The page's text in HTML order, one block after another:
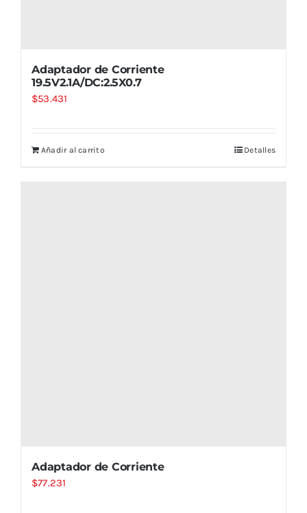
Adaptador de Corriente
19.5V2.1A/DC:2.5X0.7
$53.431
Añadir al carrito Detalles
Adaptador de Corriente
$77.231